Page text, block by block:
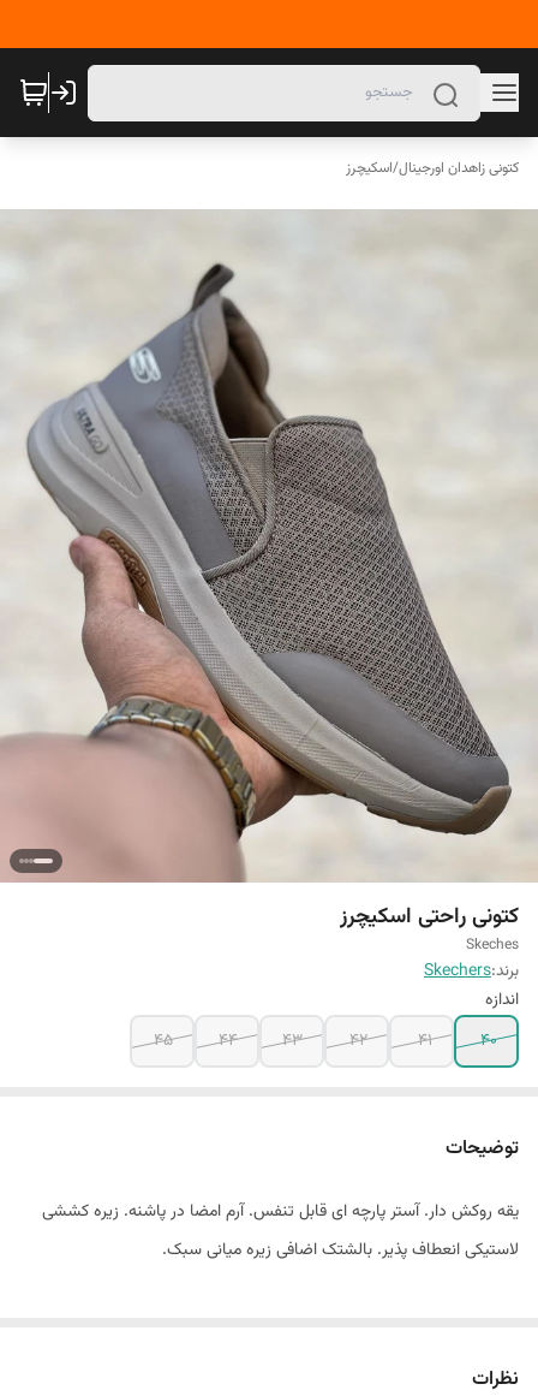
کتونی زاهدان اورجینال/اسکیچرز
کتونی راحتی اسکیچرز
Skeches
برند:Skechers
اندازه
40
41
42
43
44
45
توضیحات
یقه روکش دار. آستر پارچه ای قابل تنفس. آرم امضا در پاشنه. زیره کششی
لاستیکی انعطاف پذیر. بالشتک اضافی زیره میانی سبک.
نظرات